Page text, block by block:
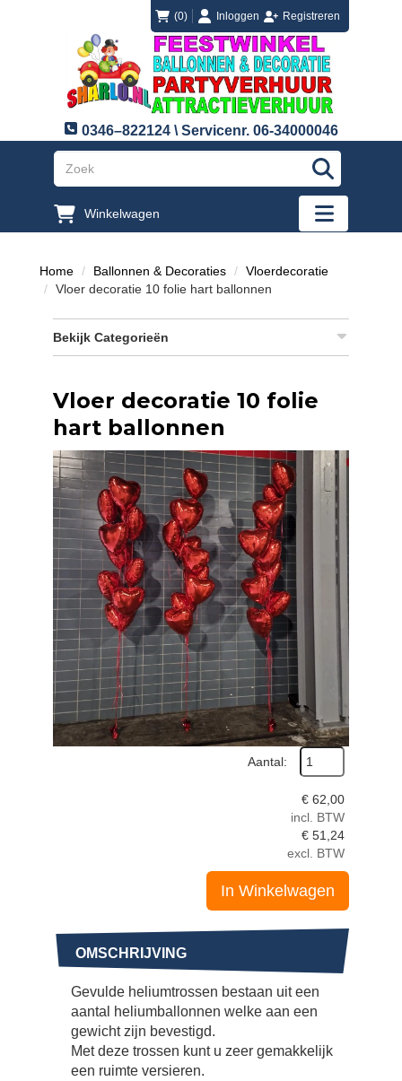
(0) loginInloggen
registreren Registreren
0346–822124 \ Servicenr. 06-34000046
"Zoeken
Winkelwagen
"Toggle
Home Ballonnen & Decoraties
Vloerdecoratie
Vloer decoratie 10 folie hart ballonnen
Bekijk Categorieën
Vloer decoratie 10 folie
hart ballonnen
Aantal:
€ 62,00
incl. BTW
€ 51,24
excl. BTW
In Winkelwagen
OMSCHRIJVING
Gevulde heliumtrossen bestaan uit een
aantal heliumballonnen welke aan een
gewicht zijn bevestigd.
Met deze trossen kunt u zeer gemakkelijk
een ruimte versieren.